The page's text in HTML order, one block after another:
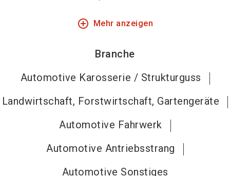
add_circle_outline Mehr anzeigen
Branche
Automotive Karosserie / Strukturguss
Landwirtschaft, Forstwirtschaft, Gartengeräte
Automotive Fahrwerk
Automotive Antriebsstrang
Automotive Sonstiges